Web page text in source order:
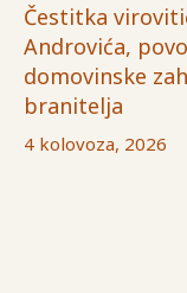
Čestitka
Androvića,
domovinske
branitelja
4 kolovoza, 2026